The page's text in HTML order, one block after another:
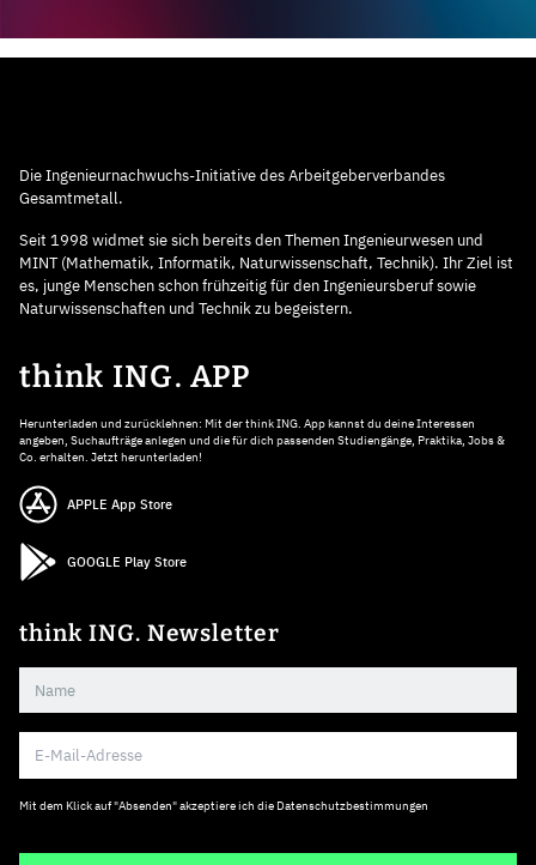
Die Ingenieurnachwuchs-Initiative des Arbeitgeberverbandes
Gesamtmetall.
Seit 1998 widmet sie sich bereits den Themen Ingenieurwesen und
MINT (Mathematik, Informatik, Naturwissenschaft, Technik). Ihr Ziel ist
es, junge Menschen schon frühzeitig für den Ingenieursberuf sowie
Naturwissenschaften und Technik zu begeistern.
think ING. APP
Herunterladen und zurücklehnen: Mit der think ING. App kannst du deine Interessen
angeben, Suchaufträge anlegen und die für dich passenden Studiengänge, Praktika, Jobs &
Co. erhalten. Jetzt herunterladen!
APPLE App Store
GOOGLE Play Store
think ING. Newsletter
Mit dem Klick auf "Absenden" akzeptiere ich die Datenschutzbestimmungen